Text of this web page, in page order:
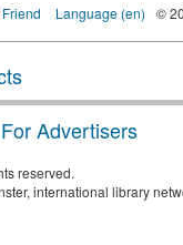
Language (en) ©
For Advertisers
reserved.
international library